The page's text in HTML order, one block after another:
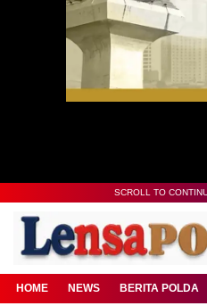
SCROLL TO
HOME NEWS BERITA POLDA